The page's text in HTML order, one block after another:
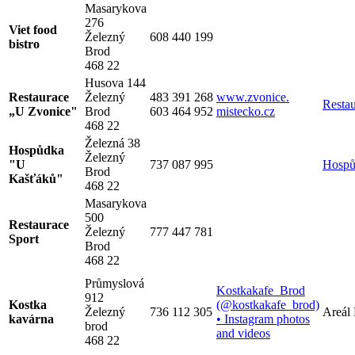
Viet food
bistro
Masarykova
276
Železný
Brod
468 22
608 440 199
Restaurace
„U Zvonice"
Husova 144
Železný
Brod
468 22
483 391 268
603 464 952
www.zvonice.
mistecko.cz
Hospůdka
"U
Kašťáků"
Železná 38
Železný
Brod
468 22
737 087 995
Restaurace
Sport
Masarykova
500
Železný
Brod
468 22
777 447 781
Kostka
kavárna
Průmyslová
912
Železný
brod
468 22
736 112 305
Kostkakafe_Brod
(@kostkakafe_brod)
• Instagram photos
and videos
Areál